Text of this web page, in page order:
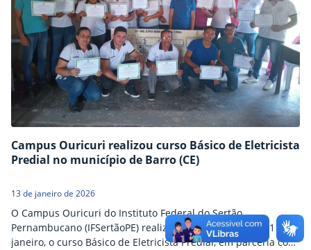
Campus Ouricuri realizou curso Básico de Eletricista
Predial no município de Barro (CE)
13 de janeiro de 2026
O Campus Ouricuri do Instituto Federal do Sertão
Pernambucano (IFSertãoPE) realizou, entre os dias 4 e 11 de
janeiro, o curso Básico de Eletricista Predial, em parceria com